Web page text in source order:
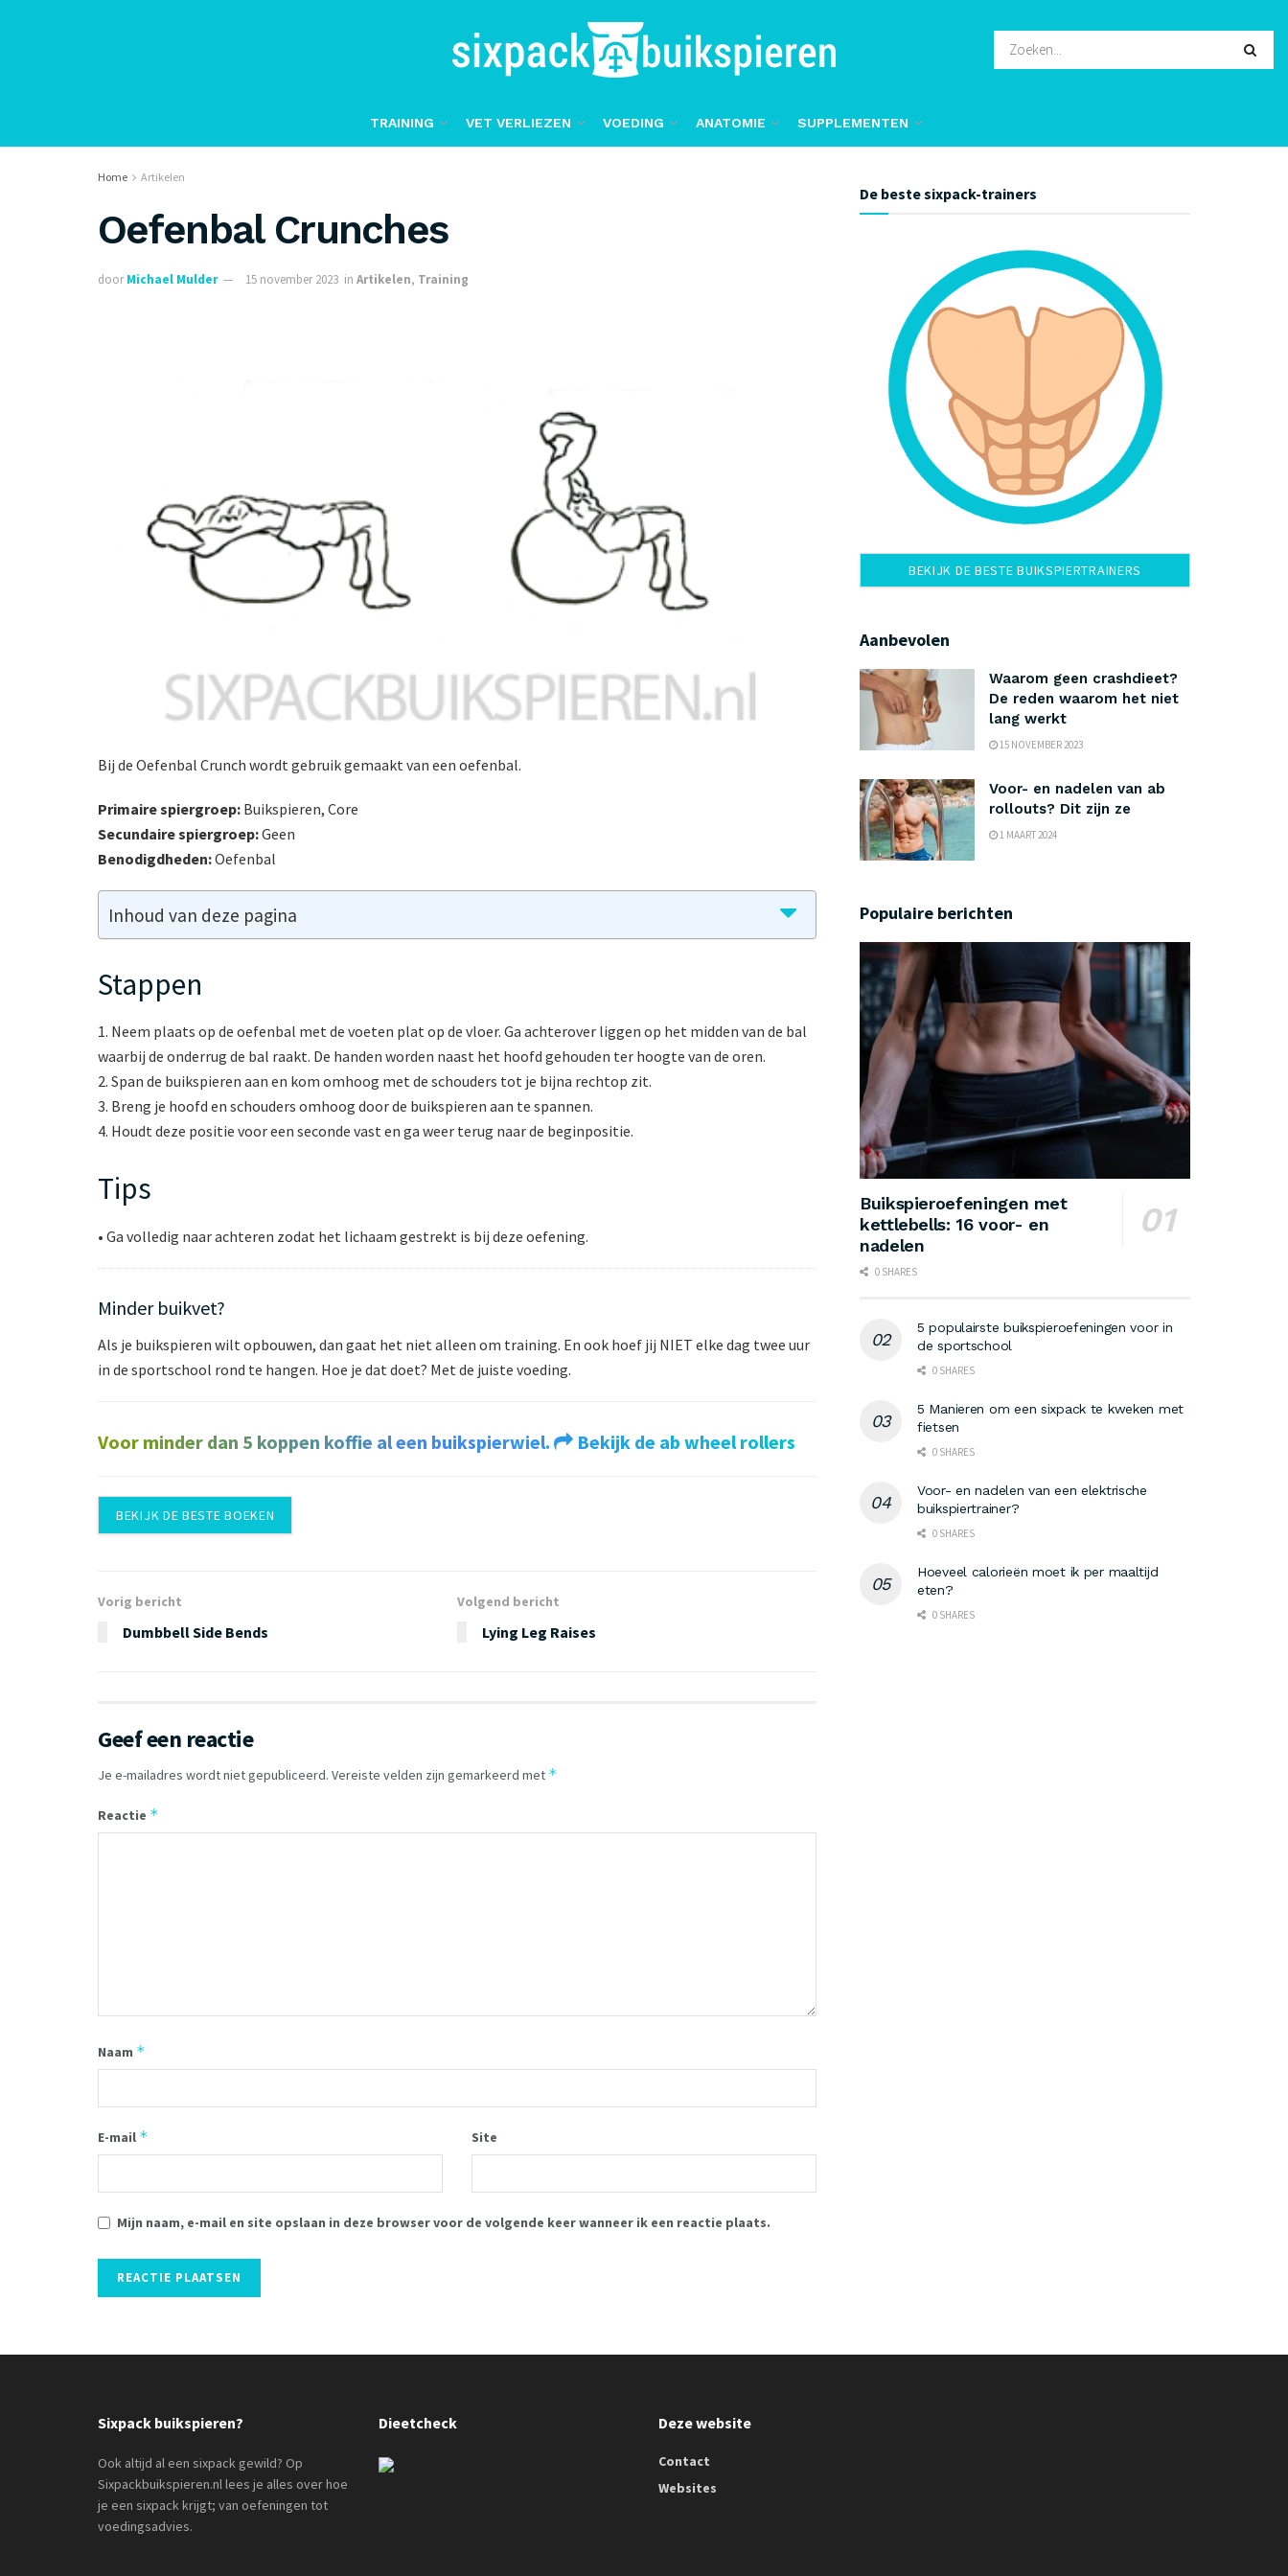
TRAINING VET VERLIEZEN VOEDING ANATOMIE SUPPLEMENTEN
Home Artikelen
Oefenbal Crunches
door Michael Mulder 15 november 2023 in Artikelen, Training
Bij de Oefenbal Crunch wordt gebruik gemaakt van een oefenbal.
Primaire spiergroep: Buikspieren, Core
Secundaire spiergroep:Geen
Benodigdheden:Oefenbal
Inhoud van deze pagina
Stappen
1. Neem plaats op de oefenbal met de voeten plat op de vloer. Ga achterover liggen op het midden van de bal
waarbij de onderrug de bal raakt. De handen worden naast het hoofd gehouden ter hoogte van de oren.
2. Span de buikspieren aan en kom omhoog met de schouders tot je bijna rechtop zit.
3. Breng je hoofd en schouders omhoog door de buikspieren aan te spannen.
4. Houdt deze positie voor een seconde vast en ga weer terug naar de beginpositie.
Tips
• Ga volledig naar achteren zodat het lichaam gestrekt is bij deze oefening.
Minder buikvet?
Als je buikspieren wilt opbouwen, dan gaat het niet alleen om training. En ook hoef jij NIET elke dag twee uur
in de sportschool rond te hangen. Hoe je dat doet? Met de juiste voeding.
Voor minder dan 5 koppen koffie al een buikspierwiel. Bekijk de ab wheel rollers
BEKIJK DE BESTE BOEKEN
Vorig bericht
Dumbbell Side Bends
Volgend bericht
Lying Leg Raises
Geef een reactie
Je e-mailadres wordt niet gepubliceerd. Vereiste velden zijn gemarkeerd met *
Reactie *
Naam *
E-mail * Site
Mijn naam, e-mail en site opslaan in deze browser voor de volgende keer wanneer ik een reactie plaats.
De beste sixpack-trainers
BEKIJK DE BESTE BUIKSPIERTRAINERS
Aanbevolen
Waarom geen crashdieet?
De reden waarom het niet
lang werkt
15 NOVEMBER 2023
Voor- en nadelen van ab
rollouts? Dit zijn ze
1 MAART 2024
Populaire berichten
Buikspieroefeningen met
kettlebells: 16 voor- en
nadelen
0 SHARES
5 populairste buikspieroefeningen voor in
de sportschool
0 SHARES
5 Manieren om een sixpack te kweken met
fietsen
0 SHARES
Voor- en nadelen van een elektrische
buikspiertrainer?
0 SHARES
Hoeveel calorieën moet ik per maaltijd
eten?
0 SHARES
Sixpack buikspieren?
Ook altijd al een sixpack gewild? Op
Sixpackbuikspieren.nl lees je alles over hoe
je een sixpack krijgt; van oefeningen tot
voedingsadvies.
Dieetcheck Deze website
Contact
Websites